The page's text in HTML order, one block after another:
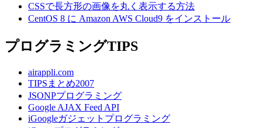
CSSで長方形の画像を丸く表示する方法
CentOS 8 に Amazon AWS Cloud9 をインストール
プログラミングTIPS
airappli.com
TIPSまとめ2007
JSONPプログラミング
Google AJAX Feed API
iGoogleガジェットプログラミング